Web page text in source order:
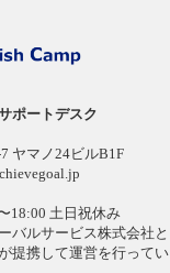
ポートデスク
ヤマノ24ビルB1F
18:00 土日祝休み
バルサービス株式会社と
提携して運営を行ってい